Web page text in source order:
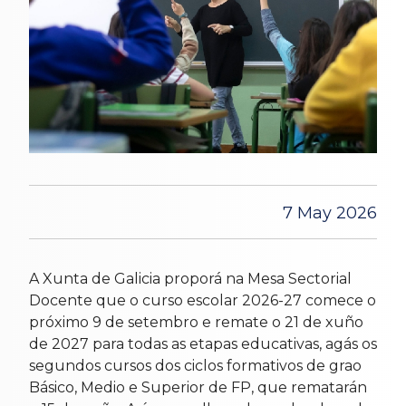
7 May 2026
A Xunta de Galicia proporá na Mesa Sectorial
Docente que o curso escolar 2026-27 comece o
próximo 9 de setembro e remate o 21 de xuño
de 2027 para todas as etapas educativas, agás os
segundos cursos dos ciclos formativos de grao
Básico, Medio e Superior de FP, que rematarán